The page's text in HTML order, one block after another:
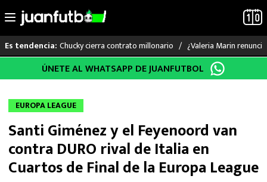
al
Es tendencia: Chucky cierra contrato millonario ¿Valeria Marin
LO ÚLTIMO
LIGA MX
RAYADOS
PUMAS
ÚNETE AL WHATSAPP DE JUANFUTBOL
EUROPA LEAGUE
Santi Giménez y el Feyenoord van
contra DURO rival de Italia en
Cuartos de Final de la Europa League